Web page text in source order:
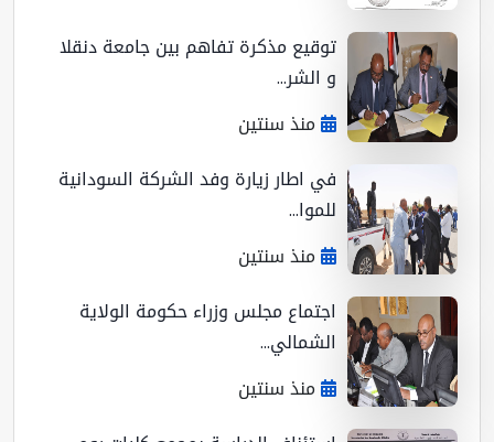
توقيع مذكرة تفاهم بين جامعة دنقلا
و الشر...
منذ سنتين
في اطار زيارة وفد الشركة السودانية
للموا...
منذ سنتين
اجتماع مجلس وزراء حكومة الولاية
الشمالي...
منذ سنتين